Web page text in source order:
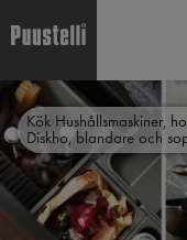
Skip
main
content
Main
menu
sv
Kök Hushållsmaskiner,
Diskho, blandare och